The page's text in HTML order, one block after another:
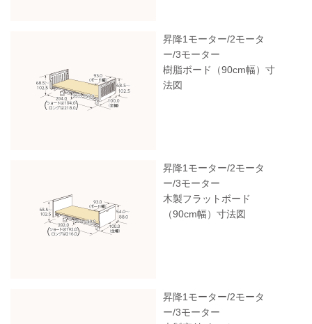
昇降1モーター/2モータ
ー/3モーター
樹脂ボード（90cm幅）寸
法図
昇降1モーター/2モータ
ー/3モーター
木製フラットボード
（90cm幅）寸法図
昇降1モーター/2モータ
ー/3モーター